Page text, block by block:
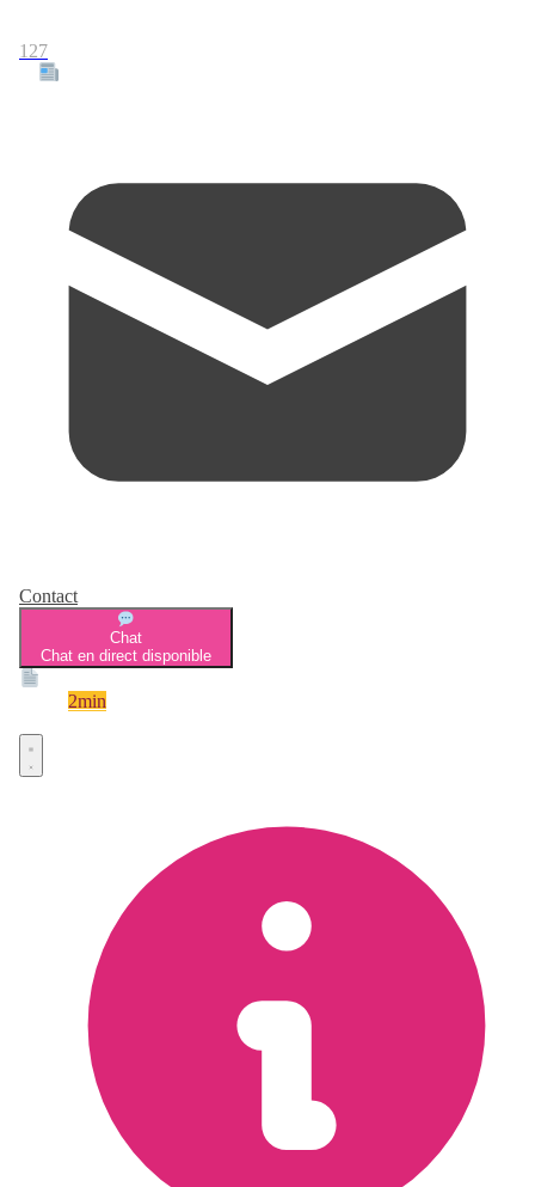
127
Contact
Chat
Chat en direct disponible
2min